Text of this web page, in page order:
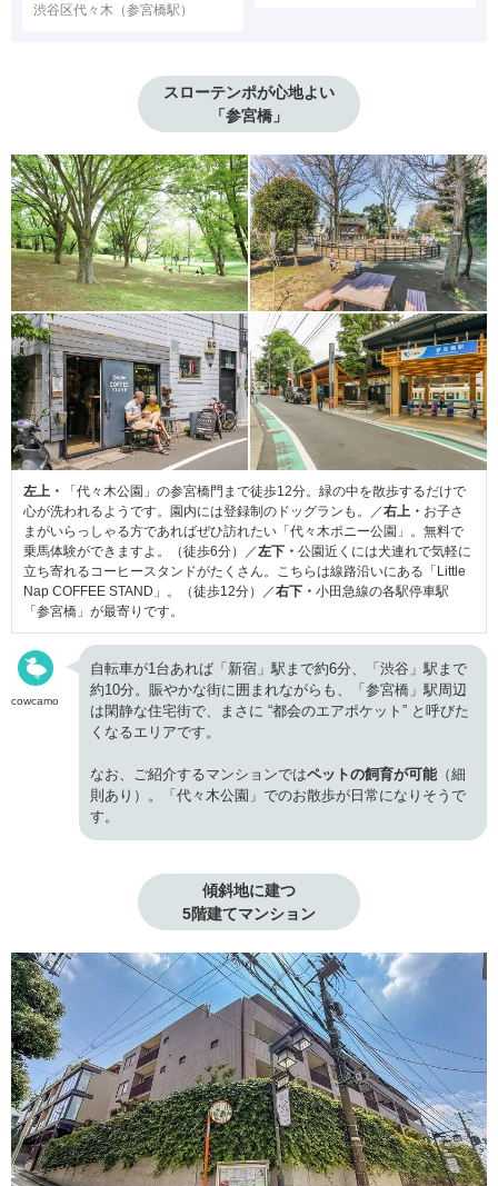
渋谷区代々木 （参宮橋駅）
スローテンポが心地よい
「参宮橋」
左上・
「代々木公園」の参宮橋門まで徒歩12分。緑の中を散歩するだけで
心が洗われるようです。園内には登録制のドッグランも。／右上・ お子さ
まがいらっしゃる方であればぜひ訪れたい「代々木ポニー公園」。無料で
乗馬体験ができますよ。（徒歩6分）／左下・ 公園近くには犬連れで気軽に
立ち寄れるコーヒースタンドがたくさん。こちらは線路沿いにある「Little
Nap COFFEE STAND」。（徒歩12分）／右下・ 小田急線の各駅停車駅
「参宮橋」が最寄りです。
cowcamo
自転車が1台あれば「新宿」駅まで約6分、「渋谷」駅まで
約10分。賑やかな街に囲まれながらも、「参宮橋」駅周辺
は閑静な住宅街で、まさに “都会のエアポケット” と呼びた
くなるエリアです。
なお、ご紹介するマンションではペットの飼育が可能 （細
則あり）。「代々木公園」でのお散歩が日常になりそうで
す。
傾斜地に建つ
5階建てマンション